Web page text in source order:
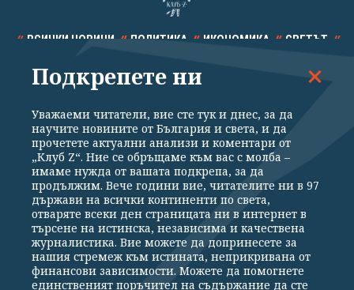
ВСИЧКИ НОВИНИ ПОЛИТИКА ИКОНОМИКА СВЕТЪТ
СПОРТ КУЛТУРА ТЕХНОЛОГИИ КАЛЕЙДОСКОП
Общи условия
Политика за поверителност
Реклама
Партньори Контакти
За Клуб Z
Екип
Подкрепете ни
Подкрепете ни
Уважаеми читатели, вие сте тук и днес, за да
научите новините от България и света, и да
прочетете актуални анализи и коментари от
„Клуб Z“. Ние се обръщаме към вас с молба –
имаме нужда от вашата подкрепа, за да
продължим. Вече години вие, читателите ни в 97
държави на всички континенти по света,
отваряте всеки ден страницата ни в интернет в
търсене на истинска, независима и качествена
журналистика. Вие можете да допринесете за
нашия стремеж към истината, неприкривана от
финансови зависимости. Можете да помогнете
единственият поръчител на съдържание да сте